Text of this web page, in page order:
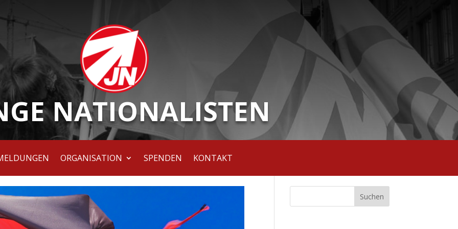
NATIONALISTEN
ORGANISATION SPENDEN KONTAKT